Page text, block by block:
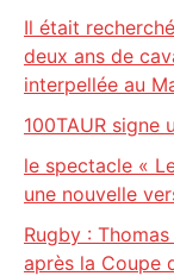
Il était
deux ans de
interpellée au
100TAUR signe
le spectacle «
une nouvelle
Rugby :
après la Coupe